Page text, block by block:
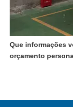
Que informações
orçamento